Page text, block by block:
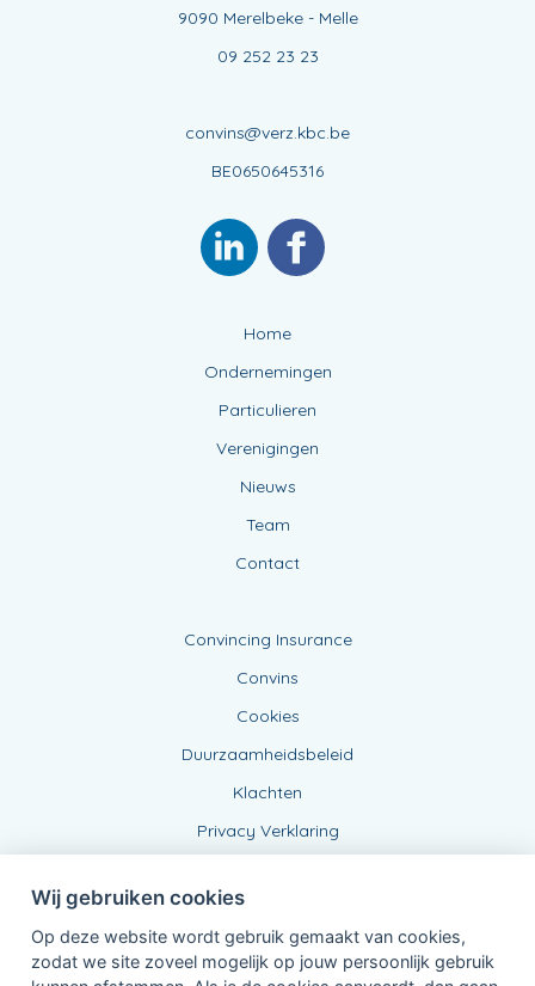
9090 Merelbeke - Melle
09 252 23 23
convins@verz.kbc.be
BE0650645316
Home
Ondernemingen
Particulieren
Verenigingen
Nieuws
Team
Contact
Convincing Insurance
Convins
Cookies
Duurzaamheidsbeleid
Klachten
Privacy Verklaring
Wij gebruiken cookies
Op deze website wordt gebruik gemaakt van cookies,
zodat we site zoveel mogelijk op jouw persoonlijk gebruik